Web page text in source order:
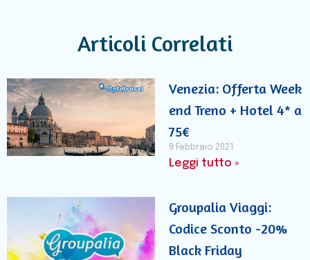
Articoli Correlati
Venezia: Offerta Week
end Treno + Hotel 4* a
75€
9 Febbraio 2021
Leggi tutto »
Groupalia Viaggi:
Codice Sconto -20%
Black Friday